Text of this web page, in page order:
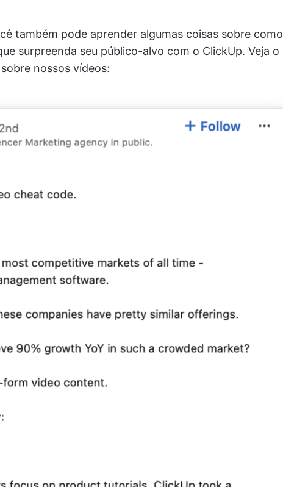
também pode aprender algumas coisas sobre como
surpreenda seu público-alvo com o ClickUp. Veja o
nossos vídeos: